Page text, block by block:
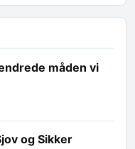
måden vi
og Sikker